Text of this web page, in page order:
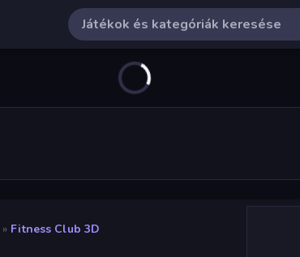
» Fitness Club 3D